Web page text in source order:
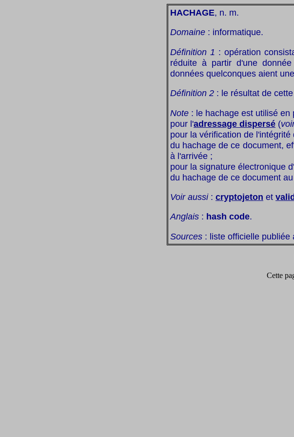
HACHAGE, n. m.
Domaine : informatique.
Définition 1 : opération
réduite à partir d'une
données quelconques aient
Définition 2 : le résultat de
Note : le hachage est utilisé en
pour l'adressage dispersé (
pour la vérification de
du hachage de ce document,
à l'arrivée ;
pour la signature électronique
du hachage de ce document
Voir aussi: cryptojeton et
Anglais : hash code.
Sources : liste officielle publiée
Cette